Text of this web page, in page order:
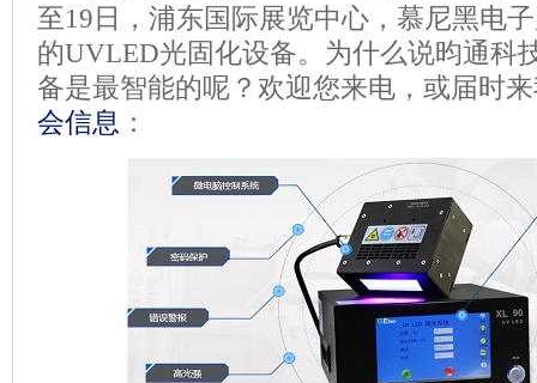
至19日，浦东国际展览中心，慕尼黑电
的UVLED光固化设备。为什么说昀通科
备是最智能的呢？欢迎您来电，或届时
会信息 ：